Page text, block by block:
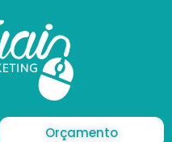
Orçamento